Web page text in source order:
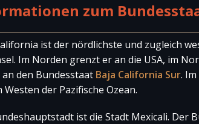
zum
ist der nördlichste und zugleich
Im Norden grenzt er an die USA, im
an den Bundesstaat Baja California Sur.
Westen der Pazifische Ozean.
ist die Stadt Mexicali. Der